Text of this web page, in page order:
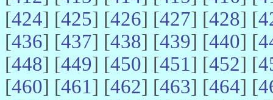
[424] [425] [426] [427] [428] [
[436] [437] [438] [439] [440] [
[448] [449] [450] [451] [452] [
[460] [461] [462] [463] [464] [